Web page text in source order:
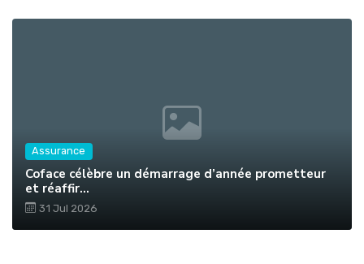
Assurance
Coface célèbre un démarrage d’année prometteur
et réaffir...
31 Jul 2026